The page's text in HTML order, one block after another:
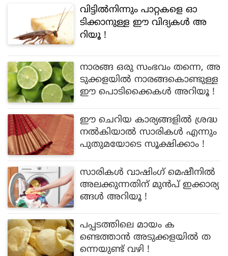
വിട്ടിൽനിന്നും പാറ്റകളെ ഓ
ടിക്കാനുള്ള ഈ വിദ്യകൾ അ
റിയൂ !
നാരങ്ങ ഒരു സംഭവം തന്നെ, അ
ടുക്കളയിൽ നാരങ്ങകൊണ്ടുള്ള
ഈ പൊടിക്കൈകൾ അറിയൂ !
ഈ ചെറിയ കാര്യങ്ങളിൽ ശ്രദ്ധ
നൽകിയാൽ സാരികൾ എന്നും
പുതുമയോടെ സൂക്ഷിക്കാം !
സാരികൾ വാഷിംഗ് മെഷീനിൽ
അലക്കുന്നതിന് മുൻപ് ഇക്കാര്യ
ങ്ങൾ അറിയൂ !
പപ്പടത്തിലെ മായം ക
ണ്ടെത്താൻ അടുക്കളയിൽ ത
ന്നെയുണ്ട് വഴി !